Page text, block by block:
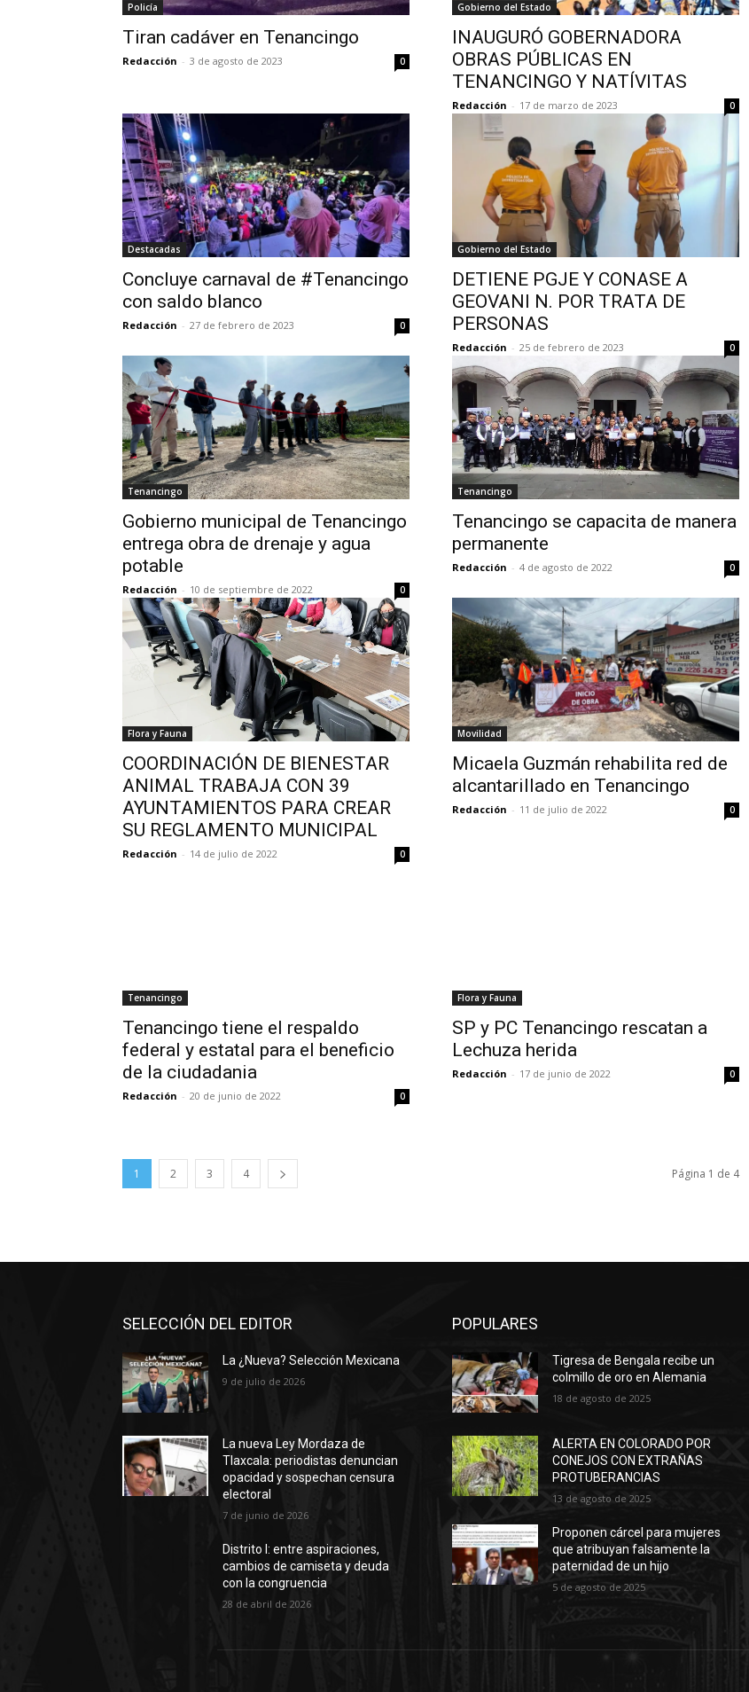
Policía
Tiran cadáver en Tenancingo
Redacción - 3 de agosto de 2023 0
Gobierno del Estado
INAUGURÓ GOBERNADORA
OBRAS PÚBLICAS EN
TENANCINGO Y NATÍVITAS
Redacción - 17 de marzo de 2023 0
Destacadas
Concluye carnaval de #Tenancingo
con saldo blanco
Redacción - 27 de febrero de 2023 0
Gobierno del Estado
DETIENE PGJE Y CONASE A
GEOVANI N. POR TRATA DE
PERSONAS
Redacción - 25 de febrero de 2023 0
Tenancingo
Gobierno municipal de Tenancingo
entrega obra de drenaje y agua
potable
Redacción - 10 de septiembre de 2022 0
Tenancingo
Tenancingo se capacita de manera
permanente
Redacción - 4 de agosto de 2022 0
Flora y Fauna
COORDINACIÓN DE BIENESTAR
ANIMAL TRABAJA CON 39
AYUNTAMIENTOS PARA CREAR
SU REGLAMENTO MUNICIPAL
Redacción - 14 de julio de 2022 0
Movilidad
Micaela Guzmán rehabilita red de
alcantarillado en Tenancingo
Redacción - 11 de julio de 2022 0
Tenancingo
Tenancingo tiene el respaldo
federal y estatal para el beneficio
de la ciudadania
Redacción - 20 de junio de 2022 0
Flora y Fauna
SP y PC Tenancingo rescatan a
Lechuza herida
Redacción - 17 de junio de 2022 0
1 2 3 4 Página 1 de 4
SELECCIÓN DEL EDITOR
La ¿Nueva? Selección Mexicana
9 de julio de 2026
La nueva Ley Mordaza de
Tlaxcala: periodistas denuncian
opacidad y sospechan censura
electoral
7 de junio de 2026
Distrito I: entre aspiraciones,
cambios de camiseta y deuda
con la congruencia
28 de abril de 2026
POPULARES
Tigresa de Bengala recibe un
colmillo de oro en Alemania
18 de agosto de 2025
ALERTA EN COLORADO POR
CONEJOS CON EXTRAÑAS
PROTUBERANCIAS
13 de agosto de 2025
Proponen cárcel para mujeres
que atribuyan falsamente la
paternidad de un hijo
5 de agosto de 2025